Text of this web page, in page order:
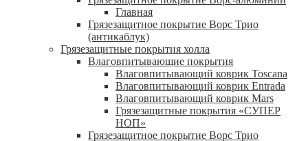
Главная
Грязезащитное покрытие Ворс Трио
(антикаблук)
Грязезащитные покрытия холла
Влаговпитывающие покрытия
Влаговпитывающий коврик Toscana
Влаговпитывающий коврик Entrada
Влаговпитывающий коврик Mars
Грязезащитные покрытия «СУПЕР
НОП»
Грязезащитное покрытие Ворс Трио